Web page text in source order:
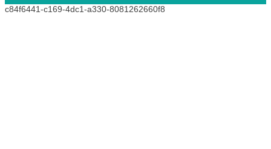
c84f6441-c169-4dc1-a330-8081262660f8